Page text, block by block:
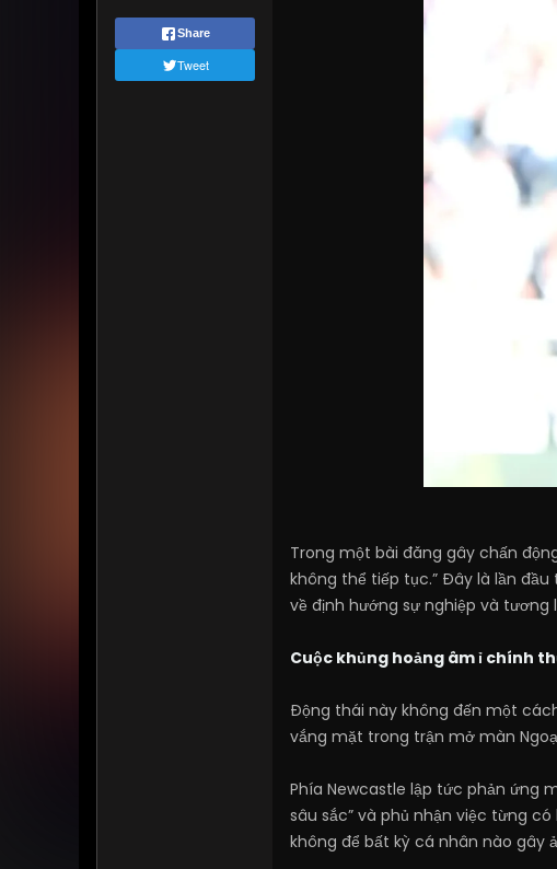
Share
Tweet
Trong một bài đăng gây chấn
không thể tiếp tục.” Đây là lần
về định hướng sự nghiệp và tương
Cuộc khủng hoảng âm ỉ chính
Động thái này không đến một
vắng mặt trong trận mở màn
Phía Newcastle lập tức phản ứng
sâu sắc” và phủ nhận việc từng
không để bất kỳ cá nhân nào gây